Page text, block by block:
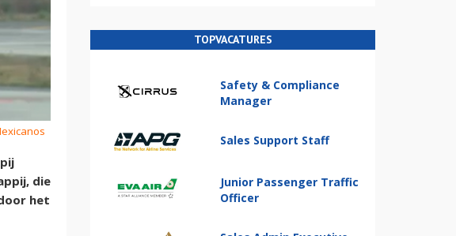
die
het
TOPVACATURES
Safety & Compliance
Manager
Sales Support Staff
Junior Passenger Traffic
Officer